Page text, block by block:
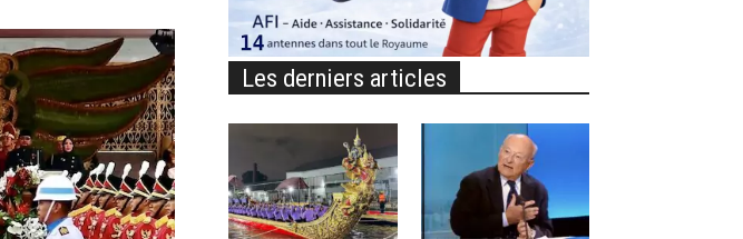
Les derniers articles